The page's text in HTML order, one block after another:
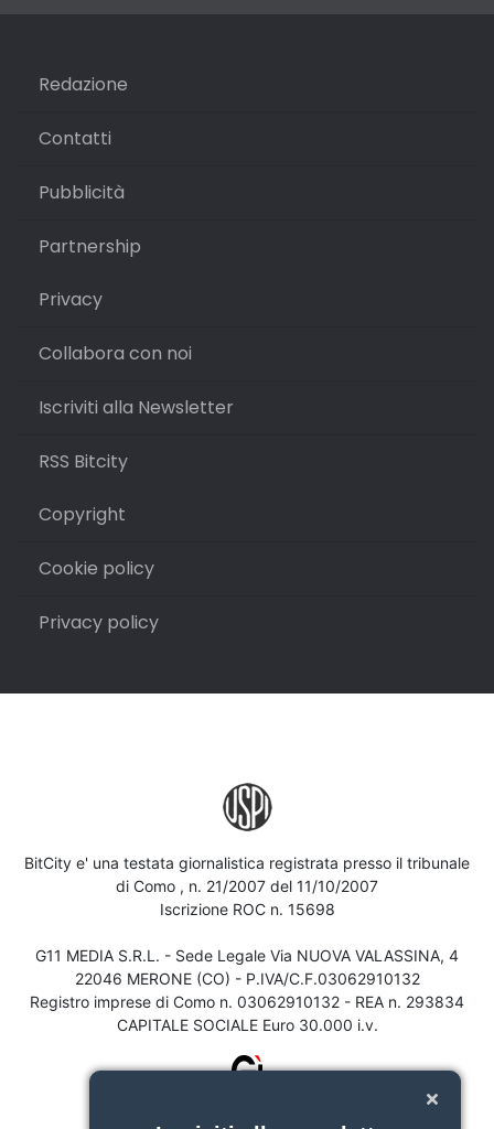
Redazione
Contatti
Pubblicità
Partnership
Privacy
Collabora con noi
Iscriviti alla Newsletter
RSS Bitcity
Copyright
Cookie policy
Privacy policy
BitCity e' una testata giornalistica registrata presso il tribunale
di Como , n. 21/2007 del 11/10/2007
Iscrizione ROC n. 15698
G11 MEDIA S.R.L. - Sede Legale Via NUOVA VALASSINA, 4
22046 MERONE (CO) - P.IVA/C.F.03062910132
Registro imprese di Como n. 03062910132 - REA n. 293834
CAPITALE SOCIALE Euro 30.000 i.v.